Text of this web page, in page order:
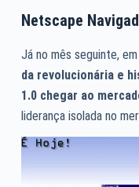
Netscape
Já no mês seguinte, em
da revolucionária e
1.0 chegar ao
liderança isolada no